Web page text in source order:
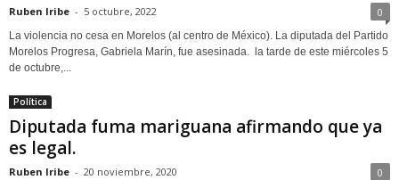
Ruben Iribe - 5 octubre, 2022 0
La violencia no cesa en Morelos (al centro de México). La diputada del Partido
Morelos Progresa, Gabriela Marín, fue asesinada. la tarde de este miércoles 5
de octubre,...
Política
Diputada fuma mariguana afirmando que ya
es legal.
Ruben Iribe - 20 noviembre, 2020 0